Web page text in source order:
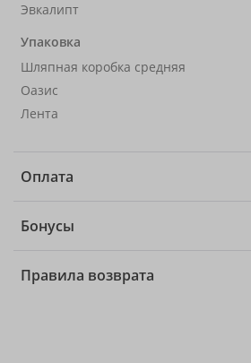
Эвкалипт
Упаковка
Шляпная коробка средняя
Оазис
Лента
Оплата
Бонусы
Правила возврата